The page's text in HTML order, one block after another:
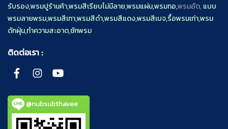
รับรอง,พรมปูร้านค้า,พรมสีเรียบไม่มีลาย,พรมแผ่น,พรมทอ,พรมอัด,แบบ
พรมลายพรม,พรมสีเทา,พรมสีดำ,พรมสีแดง,พรมสีเบจ,รื้อพรมเก่า,พรม
ดักฝุ่น,ทำความสะอาด,ซักพรม
ติดต่อเรา :
@nubsubthavee